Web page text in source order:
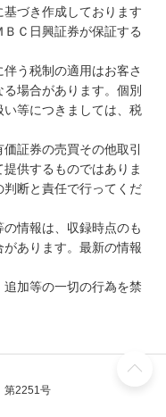
づき作成しております
Ｃ日興証券が保証する
う税制の適用はお客さ
場合があります。個別
等につきましては、税
証券の売買その他取引
供するものではありま
断と責任で行ってくだ
情報は、収録時点のも
あります。最新の情報
加等の一切の行為を禁
2251号